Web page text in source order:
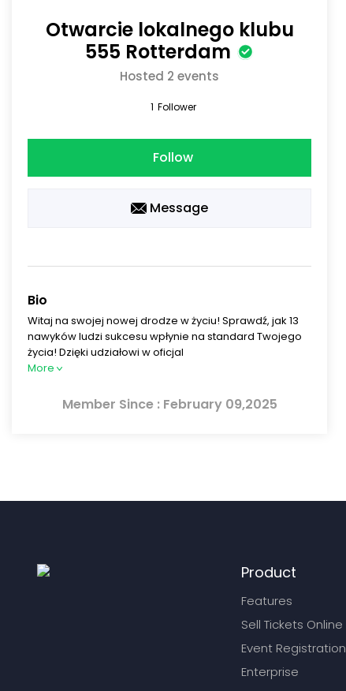
Otwarcie lokalnego klubu
555 Rotterdam
Hosted 2 events
1 Follower
Follow
Message
Bio
Witaj na swojej nowej drodze w życiu! Sprawdź, jak 13
nawyków ludzi sukcesu wpłynie na standard Twojego
życia! Dzięki udziałowi w oficjal
More
Member Since : February 09,2025
Product
Features
Sell Tickets Online
Event Registration
Enterprise